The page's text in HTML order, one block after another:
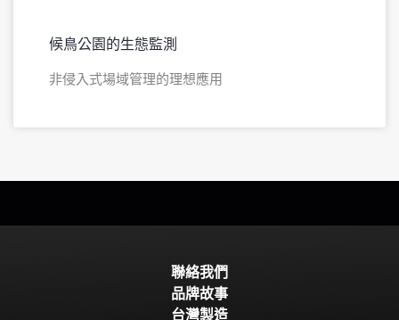
候鳥公園的生態監測
非侵入式場域管理的理想應用​
聯絡我們
品牌故事
台灣製造